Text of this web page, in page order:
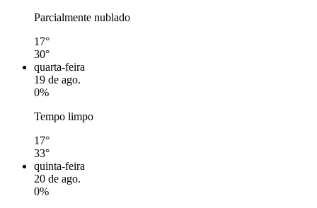
Parcialmente nublado
17°
30°
quarta-feira
19 de ago.
0%
Tempo limpo
17°
33°
quinta-feira
20 de ago.
0%